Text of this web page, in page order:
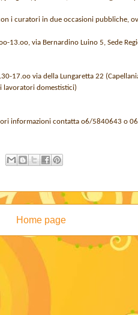
i curatori in due occasioni pubbliche,
13.oo, via Bernardino Luino 5, Sede
17.oo via della Lungaretta 22
lavoratori domestistici)
informazioni contatta o6/5840643 o
Home page